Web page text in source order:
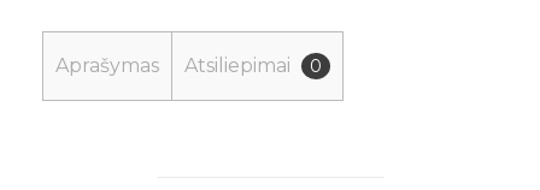
Aprašymas Atsiliepimai 0